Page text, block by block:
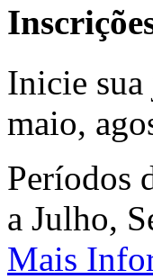
Inicie sua
maio,
Períodos
a Julho,
Mais